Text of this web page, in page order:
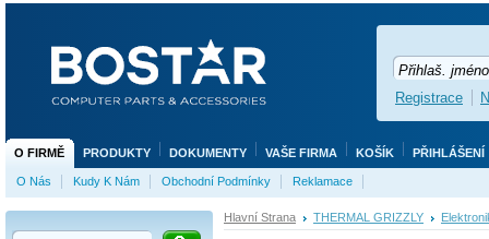
Hlavní Strana THERMAL GRIZZLY
O FIRMĚ PRODUKTY DOKUMENTY VAŠE FIRMA KOŠÍK PŘIHLÁŠENÍ
O Nás Kudy K Nám Obchodní Podmínky Reklamace
Registrace